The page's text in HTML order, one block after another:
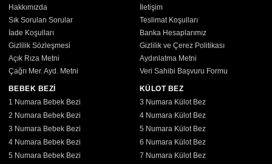
Hakkımızda
İletişim
Sık Sorulan Sorular
Teslimat Koşulları
İade Koşulları
Banka Hesaplarımız
Gizlilik Sözleşmesi
Gizlilik ve Çerez Politikası
Açık Rıza Metni
Aydınlatma Metni
Çağrı Mer. Ayd. Metni
Veri Sahibi Başvuru Formu
BEBEK BEZİ
1 Numara Bebek Bezi
2 Numara Bebek Bezi
3 Numara Bebek Bezi
4 Numara Bebek Bezi
5 Numara Bebek Bezi
KÜLOT BEZ
3 Numara Külot Bez
4 Numara Külot Bez
5 Numara Külot Bez
6 Numara Külot Bez
7 Numara Külot Bez